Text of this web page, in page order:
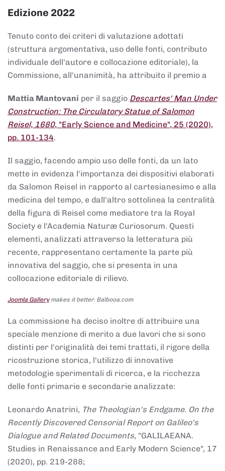
Edizione 2022
Tenuto conto dei criteri di valutazione adottati
(struttura argomentativa, uso delle fonti, contributo
individuale dell'autore e collocazione editoriale), la
Commissione, all'unanimità, ha attribuito il premio a
Mattia Mantovani per il saggio Descartes' Man Under
Construction: The Circulatory Statue of Salomon
Reisel, 1680, "Early Science and Medicine", 25 (2020),
pp. 101-134.
Il saggio, facendo ampio uso delle fonti, da un lato
mette in evidenza l'importanza dei dispositivi elaborati
da Salomon Reisel in rapporto al cartesianesimo e alla
medicina del tempo, e dall'altro sottolinea la centralità
della figura di Reisel come mediatore tra la Royal
Society e l'Academia Naturæ Curiosorum. Questi
elementi, analizzati attraverso la letteratura più
recente, rappresentano certamente la parte più
innovativa del saggio, che si presenta in una
collocazione editoriale di rilievo.
Joomla Gallerymakes it better. Balbooa.com
La commissione ha deciso inoltre di attribuire una
speciale menzione di merito a due lavori che si sono
distinti per l'originalità dei temi trattati, il rigore della
ricostruzione storica, l'utilizzo di innovative
metodologie sperimentali di ricerca, e la ricchezza
delle fonti primarie e secondarie analizzate:
Leonardo Anatrini, The Theologian's Endgame. On the
Recently Discovered Censorial Report on Galileo's
Dialogue and Related Documents, "GALILAEANA.
Studies in Renaissance and Early Modern Science", 17
(2020), pp. 219-288;